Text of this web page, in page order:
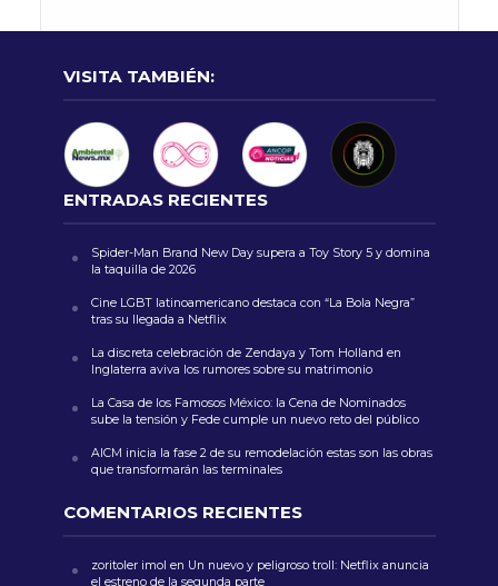
VISITA TAMBIÉN:
ENTRADAS RECIENTES
Spider-Man Brand New Day supera a Toy Story 5 y domina
la taquilla de 2026
Cine LGBT latinoamericano destaca con “La Bola Negra”
tras su llegada a Netflix
La discreta celebración de Zendaya y Tom Holland en
Inglaterra aviva los rumores sobre su matrimonio
La Casa de los Famosos México: la Cena de Nominados
sube la tensión y Fede cumple un nuevo reto del público
AICM inicia la fase 2 de su remodelación estas son las obras
que transformarán las terminales
COMENTARIOS RECIENTES
zoritoler imol en Un nuevo y peligroso troll: Netflix anuncia
el estreno de la segunda parte